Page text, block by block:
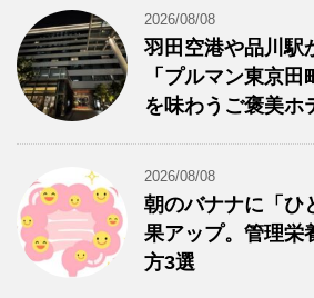
2026/08/08
羽田空港や品川駅
「プルマン東京
を味わうご褒美ホ
2026/08/08
朝のバナナに「ひ
果アップ。管理栄
方3選